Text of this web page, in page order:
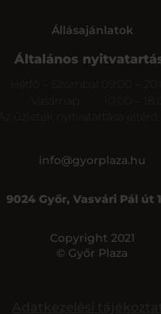
Állásajánlatok
Általános
*Az üzletek nyitvatartása eltérő
info@gyorplaza.hu
9024 Győr, Vasvári Pál út
Copyright 2021
© Győr Plaza